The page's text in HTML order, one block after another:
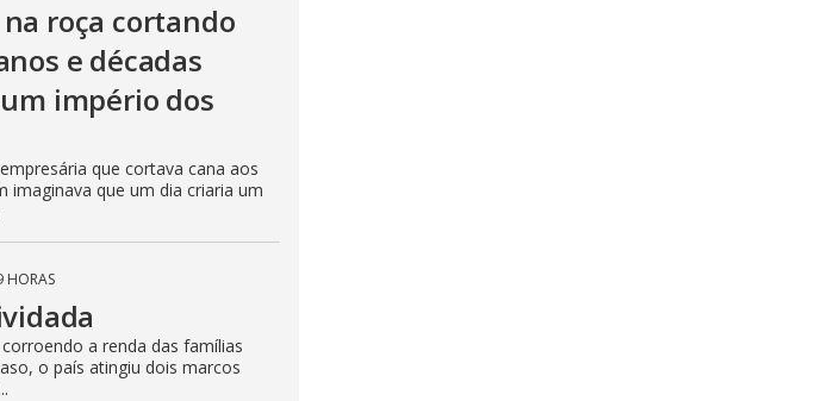
roça cortando
e décadas
império dos
que cortava cana aos
imaginava que um dia criaria um
HORAS
a renda das famílias
o país atingiu dois marcos